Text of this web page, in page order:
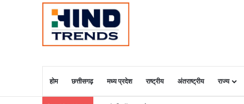
होम छत्तीसगढ़ मध्य प्रदेश राष्ट्रीय अंतराष्ट्रीय राज्य